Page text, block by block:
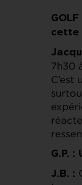
cette
7h30
C’est
G.P.
J.B. :